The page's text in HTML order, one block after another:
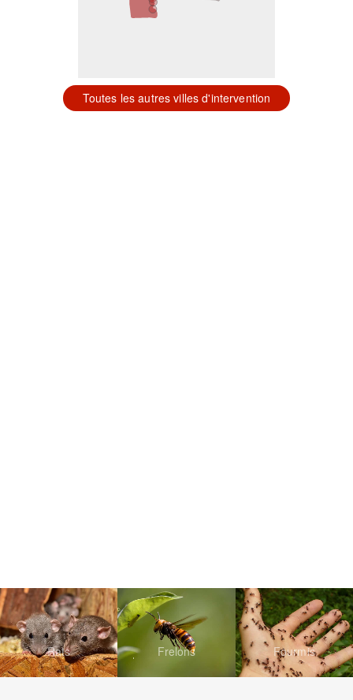
Toutes les autres villes d'intervention
Rats Frelons Fourmis